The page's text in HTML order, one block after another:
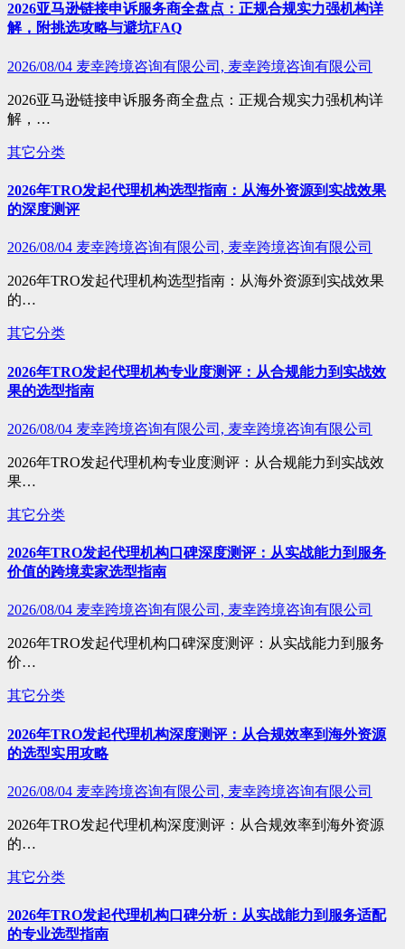
2026亚马逊链接申诉服务商全盘点：正规合规实力强机构详
解，附挑选攻略与避坑FAQ
2026/08/04 麦幸跨境咨询有限公司, 麦幸跨境咨询有限公司
2026亚马逊链接申诉服务商全盘点：正规合规实力强机构详
解，…
其它分类
2026年TRO发起代理机构选型指南：从海外资源到实战效果
的深度测评
2026/08/04 麦幸跨境咨询有限公司, 麦幸跨境咨询有限公司
2026年TRO发起代理机构选型指南：从海外资源到实战效果
的…
其它分类
2026年TRO发起代理机构专业度测评：从合规能力到实战效
果的选型指南
2026/08/04 麦幸跨境咨询有限公司, 麦幸跨境咨询有限公司
2026年TRO发起代理机构专业度测评：从合规能力到实战效
果…
其它分类
2026年TRO发起代理机构口碑深度测评：从实战能力到服务
价值的跨境卖家选型指南
2026/08/04 麦幸跨境咨询有限公司, 麦幸跨境咨询有限公司
2026年TRO发起代理机构口碑深度测评：从实战能力到服务
价…
其它分类
2026年TRO发起代理机构深度测评：从合规效率到海外资源
的选型实用攻略
2026/08/04 麦幸跨境咨询有限公司, 麦幸跨境咨询有限公司
2026年TRO发起代理机构深度测评：从合规效率到海外资源
的…
其它分类
2026年TRO发起代理机构口碑分析：从实战能力到服务适配
的专业选型指南